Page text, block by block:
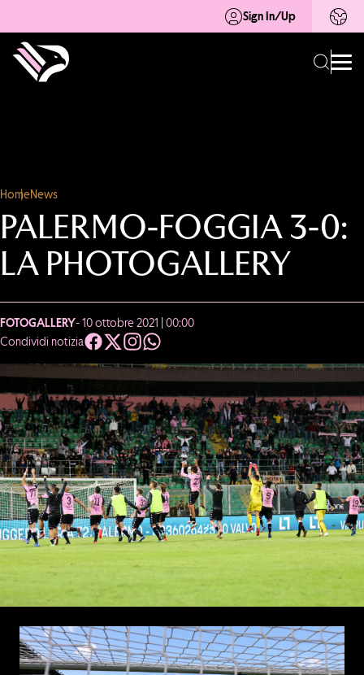
Sign In/Up
HomeNews
PALERMO-FOGGIA 3-0:
LA PHOTOGALLERY
FOTOGALLERY- 10 ottobre 2021 | 00:00
Condividi notizia